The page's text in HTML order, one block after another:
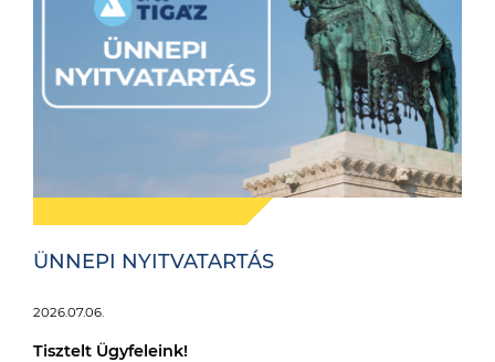
ÜNNEPI NYITVATARTÁS
2026.07.06.
Tisztelt Ügyfeleink!